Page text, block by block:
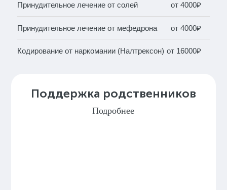
Принудительное лечение от солей от 4000₽
Принудительное лечение от мефедрона от 4000₽
Кодирование от наркомании (Налтрексон) от 16000₽
Поддержка родственников
Подробнее